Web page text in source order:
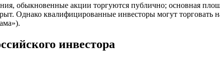
обыкновенные акции торгуются публично; основная
Однако квалифицированные инвесторы могут торговать
инвестора